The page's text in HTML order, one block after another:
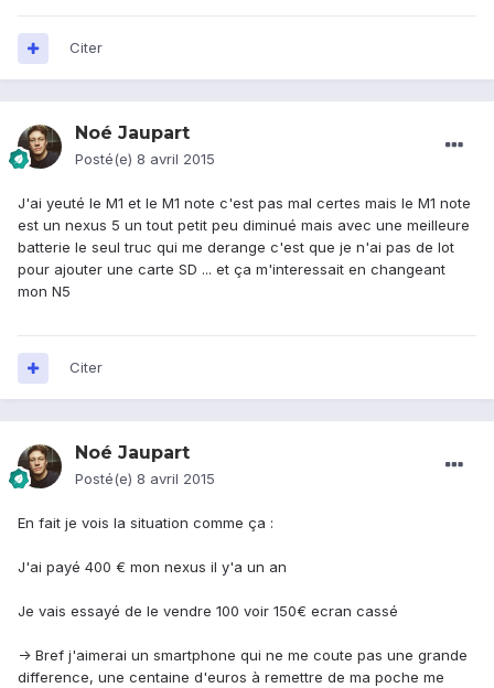
Citer
Noé Jaupart
Posté(e) 8 avril 2015
J'ai yeuté le M1 et le M1 note c'est pas mal certes mais le M1 note
est un nexus 5 un tout petit peu diminué mais avec une meilleure
batterie le seul truc qui me derange c'est que je n'ai pas de lot
pour ajouter une carte SD ... et ça m'interessait en changeant
mon N5
Citer
Noé Jaupart
Posté(e) 8 avril 2015
En fait je vois la situation comme ça :
J'ai payé 400 € mon nexus il y'a un an
Je vais essayé de le vendre 100 voir 150€ ecran cassé
-> Bref j'aimerai un smartphone qui ne me coute pas une grande
difference, une centaine d'euros à remettre de ma poche me